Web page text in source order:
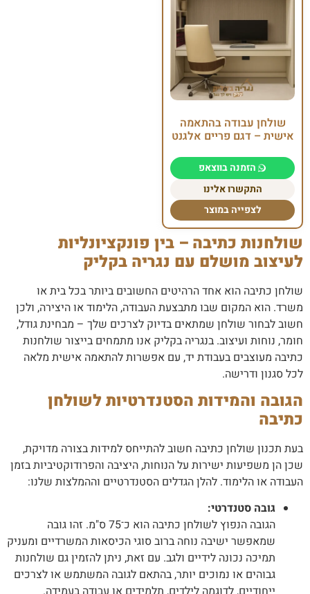
שולחן עבודה בהתאמה
אישית – דגם פריים אלגנט
הזמנה בווצאפ
התקשרו אלינו
לצפייה במוצר
שולחנות כתיבה – בין פונקציונליות
לעיצוב מושלם עם נגריה בקליק
שולחן כתיבה הוא אחד הרהיטים החשובים ביותר בכל בית או
משרד. הוא המקום שבו מתבצעת העבודה, הלימוד או היצירה, ולכן
חשוב לבחור שולחן שמתאים בדיוק לצרכים שלך – מבחינת גודל,
חומר, נוחות ועיצוב. בנגריה בקליק אנו מתמחים בייצור שולחנות
כתיבה מעוצבים בעבודת יד, עם אפשרות להתאמה אישית מלאה
לכל סגנון ודרישה.
הגובה והמידות הסטנדרטיות לשולחן
כתיבה
בעת תכנון שולחן כתיבה חשוב להתייחס למידות בצורה מדויקת,
שכן הן משפיעות ישירות על הנוחות, היציבה והפרודוקטיביות בזמן
העבודה או הלימוד. להלן הגדלים הסטנדרטיים וההמלצות שלנו:
גובה סטנדרטי:
הגובה הנפוץ לשולחן כתיבה הוא כ־75 ס"מ. זהו גובה
שמאפשר ישיבה נוחה ברוב סוגי הכיסאות המשרדיים ומעניק
תמיכה נכונה לידיים ולגב. עם זאת, ניתן להזמין גם שולחנות
גבוהים או נמוכים יותר, בהתאם לגובה המשתמש או לצרכים